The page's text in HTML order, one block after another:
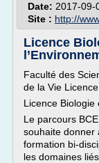
Date: 2017-09-
Site : http://
Licence
Faculté des
de la Vie
Licence
Le parcours
souhaite donner
formation bi-
les domaines